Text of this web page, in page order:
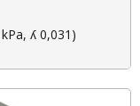
ʎ 0,031)